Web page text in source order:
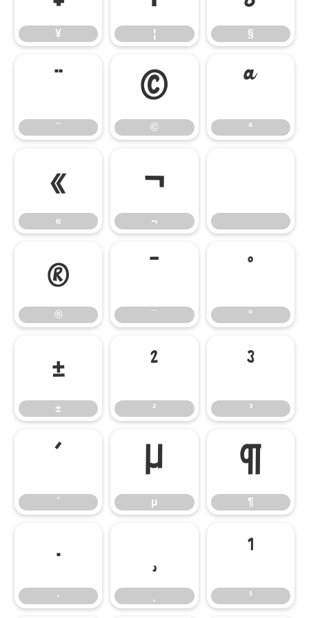
¥ ¦ §
¨
¨
©
©
ª
ª
«
«
¬
¬
®
® ¯
°
°
±
±
²
²
³
³
´
´
µ
µ
¶
¶
·
·
¸ ¹
¹